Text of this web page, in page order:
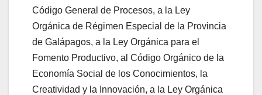
Código General de Procesos, a la Ley
Orgánica de Régimen Especial de la Provincia
de Galápagos, a la Ley Orgánica para el
Fomento Productivo, al Código Orgánico de la
Economía Social de los Conocimientos, la
Creatividad y la Innovación, a la Ley Orgánica